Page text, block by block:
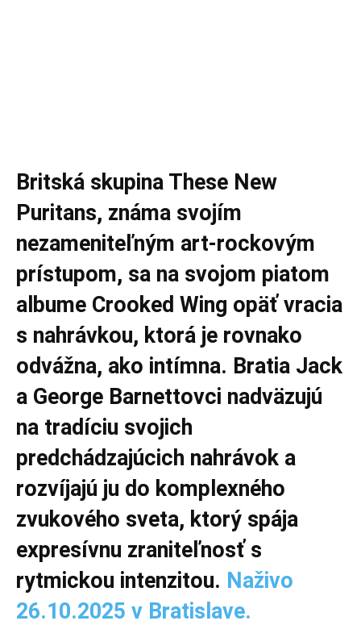
Britská skupina These New
Puritans, známa svojím
nezameniteľným art-rockovým
prístupom, sa na svojom piatom
albume Crooked Wing opäť vracia
s nahrávkou, ktorá je rovnako
odvážna, ako intímna. Bratia Jack
a George Barnettovci nadväzujú
na tradíciu svojich
predchádzajúcich nahrávok a
rozvíjajú ju do komplexného
zvukového sveta, ktorý spája
expresívnu zraniteľnosť s
rytmickou intenzitou. Naživo
26.10.2025 v Bratislave.